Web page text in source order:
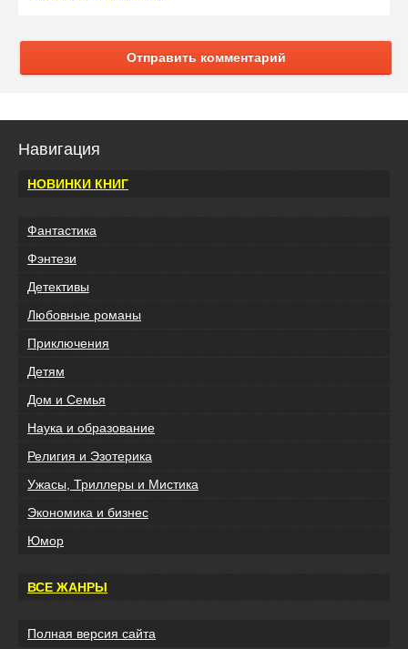
Отправить комментарий
Навигация
НОВИНКИ КНИГ
Фантастика
Фэнтези
Детективы
Любовные романы
Приключения
Детям
Дом и Семья
Наука и образование
Религия и Эзотерика
Ужасы, Триллеры и Мистика
Экономика и бизнес
Юмор
ВСЕ ЖАНРЫ
Полная версия сайта